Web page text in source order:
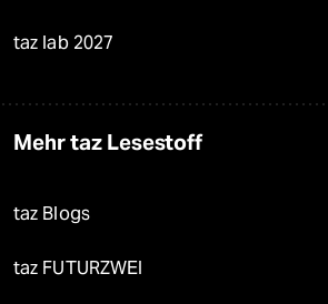
taz lab 2027
Mehr taz Lesestoff
taz Blogs
taz FUTURZWEI